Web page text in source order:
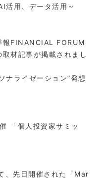
活用、データ活用～
報FINANCIAL FORUM
材記事が掲載されまし
ナライゼーション”発想
「個人投資家サミッ
、先日開催された「Mar